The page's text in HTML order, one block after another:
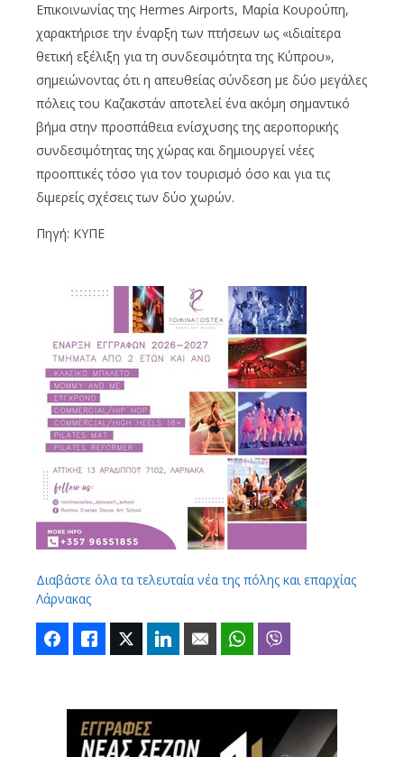
Επικοινωνίας της Hermes Airports, Μαρία Κουρούπη,
χαρακτήρισε την έναρξη των πτήσεων ως «ιδιαίτερα
θετική εξέλιξη για τη συνδεσιμότητα της Κύπρου»,
σημειώνοντας ότι η απευθείας σύνδεση με δύο μεγάλες
πόλεις του Καζακστάν αποτελεί ένα ακόμη σημαντικό
βήμα στην προσπάθεια ενίσχυσης της αεροπορικής
συνδεσιμότητας της χώρας και δημιουργεί νέες
προοπτικές τόσο για τον τουρισμό όσο και για τις
διμερείς σχέσεις των δύο χωρών.
Πηγή: ΚΥΠΕ
Διαβάστε όλα τα τελευταία νέα της πόλης και επαρχίας
Λάρνακας
FacebookLike Twitter LinkedIn Email WhatsApp